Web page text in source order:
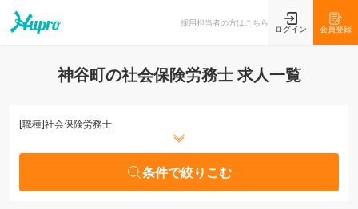
採用担当者の方はこちら
ログイン 会員登録
神谷町の社会保険労務士 求人一覧
[職種]社会保険労務士
条件で絞りこむ